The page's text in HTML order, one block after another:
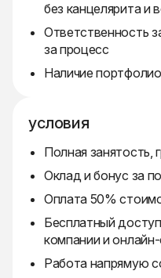
без канцелярита и
Ответственность
за процесс
Наличие портфолио
условия
Полная занятость,
Оклад и бонус за
Оплата 50%
Бесплатный
компании и
Работа напрямую